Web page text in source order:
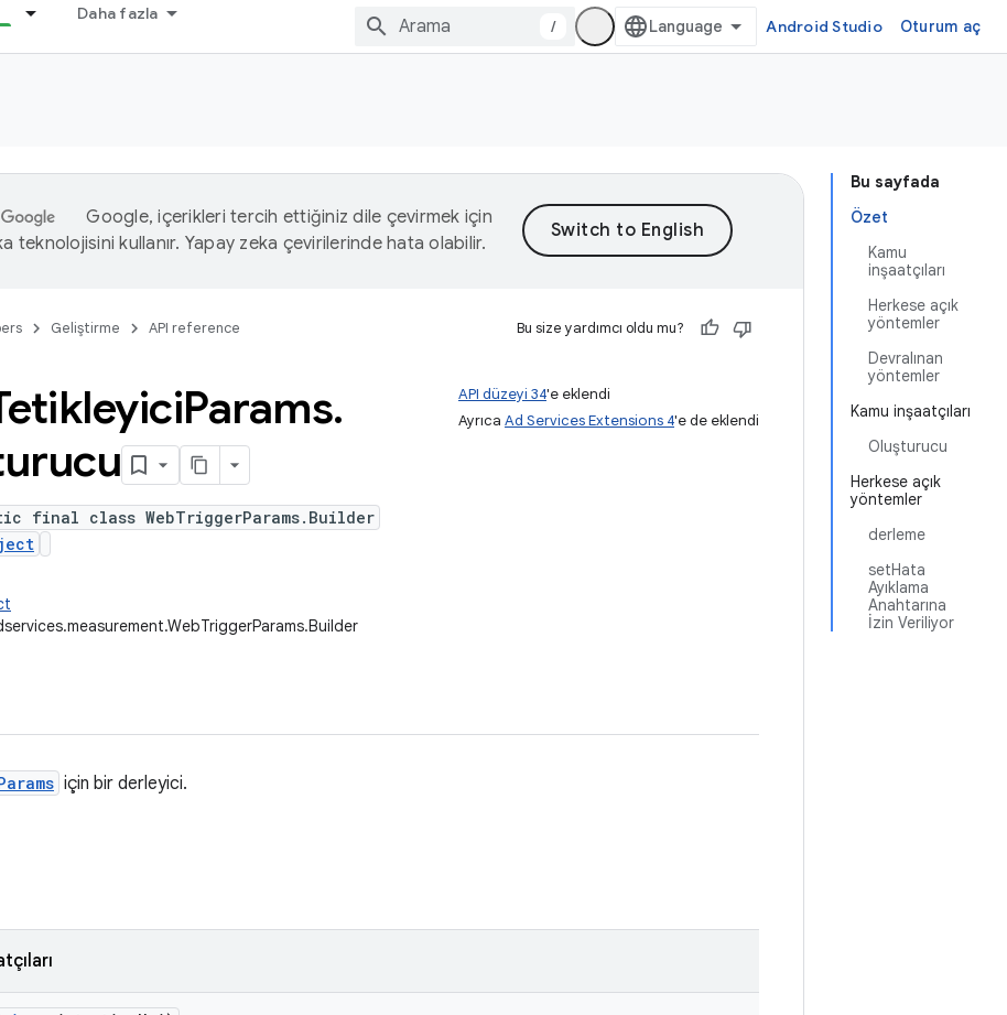
Daha fazla
/ Android Studio Oturum aç
Bu sayfada
Özet
Kamu
inşaatçıları
Herkese açık
yöntemler
Devralınan
yöntemler
Kamu inşaatçıları
Oluşturucu
Herkese açık
yöntemler
derleme
setHata
Ayıklama
Anahtarına
İzin Veriliyor
Google, içerikleri tercih ettiğiniz dile çevirmek için
teknolojisini kullanır. Yapay zeka çevirilerinde hata olabilir.
Geliştirme API reference Bu size yardımcı oldu mu?
API düzeyi 34'e eklendi
Ayrıca Ad Services Extensions 4'e de eklendi
Params.
final class WebTriggerParams.Builder
için bir derleyici.